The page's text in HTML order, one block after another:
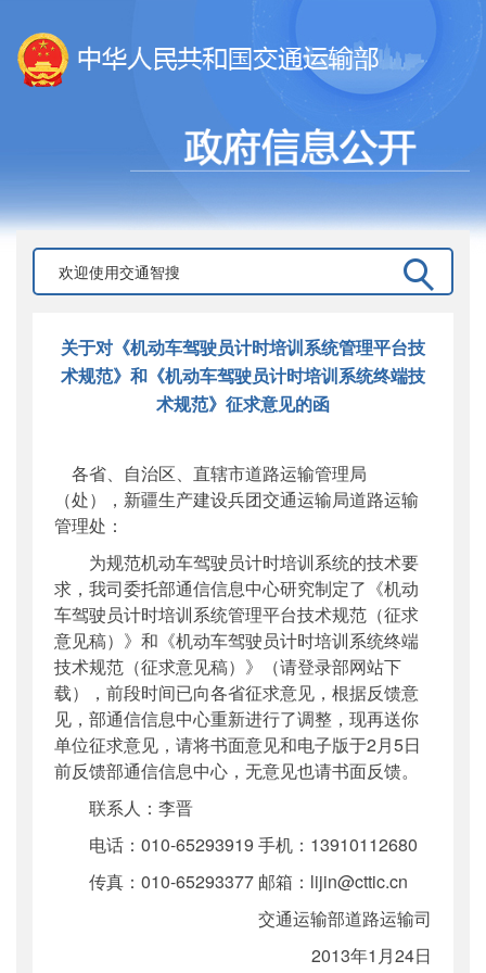
关于对《机动车驾驶员计时培训系统管理平台技
术规范》和《机动车驾驶员计时培训系统终端技
术规范》征求意见的函
各省、自治区、直辖市道路运输管理局
（处），新疆生产建设兵团交通运输局道路运输
管理处：
为规范机动车驾驶员计时培训系统的技术要
求，我司委托部通信信息中心研究制定了《机动
车驾驶员计时培训系统管理平台技术规范（征求
意见稿）》和《机动车驾驶员计时培训系统终端
技术规范（征求意见稿）》（请登录部网站下
载），前段时间已向各省征求意见，根据反馈意
见，部通信信息中心重新进行了调整，现再送你
单位征求意见，请将书面意见和电子版于2月5日
前反馈部通信信息中心，无意见也请书面反馈。
联系人：李晋
电话：010-65293919 手机：13910112680
传真：010-65293377 邮箱：lijin@cttic.cn
交通运输部道路运输司
2013年1月24日